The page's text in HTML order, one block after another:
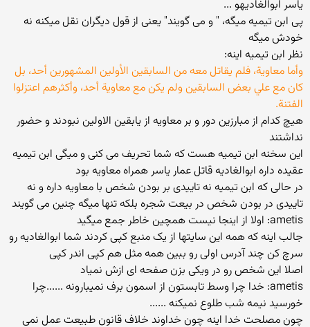
یاسر ابوالغادیهو ...
پی ابن تیمیه میگه، " و می گویند" یعنی از قول دیگران نقل میکنه نه
خودش میگه
نظر ابن تیمیه اینه:
وأما معاوية، فلم يقاتل معه من السابقين الأولين المشهورين أحد، بل
كان مع علي بعض السابقين ولم يكن مع معاوية أحد، وأكثرهم اعتزلوا
الفتنة.
هیچ کدام از مبارزین دور و بر معاویه از یابقین الاولین نبودند و حضور
نداشتند
این سخنه ابن تیمیه هست که شما تحریف می کنی و میگی ابن تیمیه
عقیده داره ابوالغادیه قاتل عمار یاسر همراه معاویه بود
در حالی که ابن تیمیه نه تاییدی بر بودن شخص با معاویه داره و نه
تاییدی در بودن شخص در بیعت شجره بلکه تنها میگه چنین می گویند
ametis: اولا از اینجا نیست همچین خاطر جمع میگید
جالب اینه که همه این سایتها از یک منبع کپی کردند شما ابوالغادیه رو
سرچ کن چند آدرس اولی رو ببین همه مثل هم کپی اندر کپی
اصلا این شخص رو در ویکی بزن صفحه ای ازش نمیاد
ametis: خدا چرا وسط تابستون از اسمون برف نمیبارونه ......چرا
خورسید نیمه شب طلوع نمیکنه ......
چون مصلحت خدا اینه چون خداوند خلاف قانون طبیعت عمل نمی